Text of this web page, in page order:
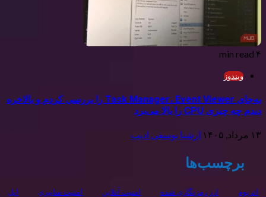
۴ min read
ویندوز
به‌جای Task Manager، Event Viewer را بررسی کردم و بالاخره
دیدم چه چیزی CPU را بالا می‌برد
۱۳ مرداد, ۱۴۰۵ ارشیا یوسفی ادیب
برچسب‌ها
اتریوم ارز رمزنگاری شده امنیت آنلاین امنیت سایبری
اپل